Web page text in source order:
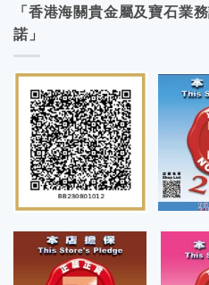
「香港海關貴金屬及寶石業
諾」